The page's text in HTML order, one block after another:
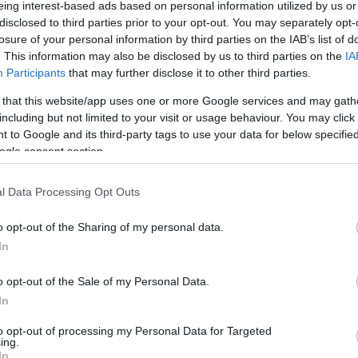
interest-based ads based on personal information utilized by us
to third parties prior to your opt-out. You may separately
of your personal information by third parties on the IAB’s list of
This information may also be disclosed by us to third parties on the
Participants that may further disclose it to other third parties.
that this website/app uses one or more Google services and may
but not limited to your visit or usage behaviour. You may
to Google and its third-party tags to use your data for below
consent section.
Data Processing Opt Outs
opt-out of the Sharing of my personal data.
opt-out of the Sale of my Personal Data.
opt-out of processing my Personal Data for Targeted
irritáló szereplő, a többi meg civil munka után nézett. 4 részt adtam
T-Bag Knepper ésa csaj a Californicationbőlazért nagyon jó lesz.
a sorozat. A tornatanárnő (aki meglehetősen emlékeztet egy középsulis
Látszik, mennyire hülyék ezek az amerikaiak. Megérdemelten kapott
Végre visszatért a legnagyobb kedvencem! Kicsit több a romantika, Ted
volt új részt nézni. "You are in the wrong room, T-Dog!"
: Az idei első bepróbált és elkaszált sorozat. Az idős Puma elmegy egy
s legalább annyira nem vicces, mint amennyire nem én vagyok a
a beteg doki mindennapjaiba. Az előző évad utolsó 12 része
lemaradtam, de ez van. A rész önnálló résznek elmegy, de valahogy
Érdekes a felvetés, a Cougarok bejönnek, Courtney még nem öregedett
Megvan, mit csinálok, ha vége a Lostnak. Flash Forwardot nézek.
a jövőjét.
volt. talán a cold open sikerült megfelelőre, a többi inkább erőltetett. Még
ez a sorozat, Castieltől pedig kiráz a hideg. Alig várom a következő